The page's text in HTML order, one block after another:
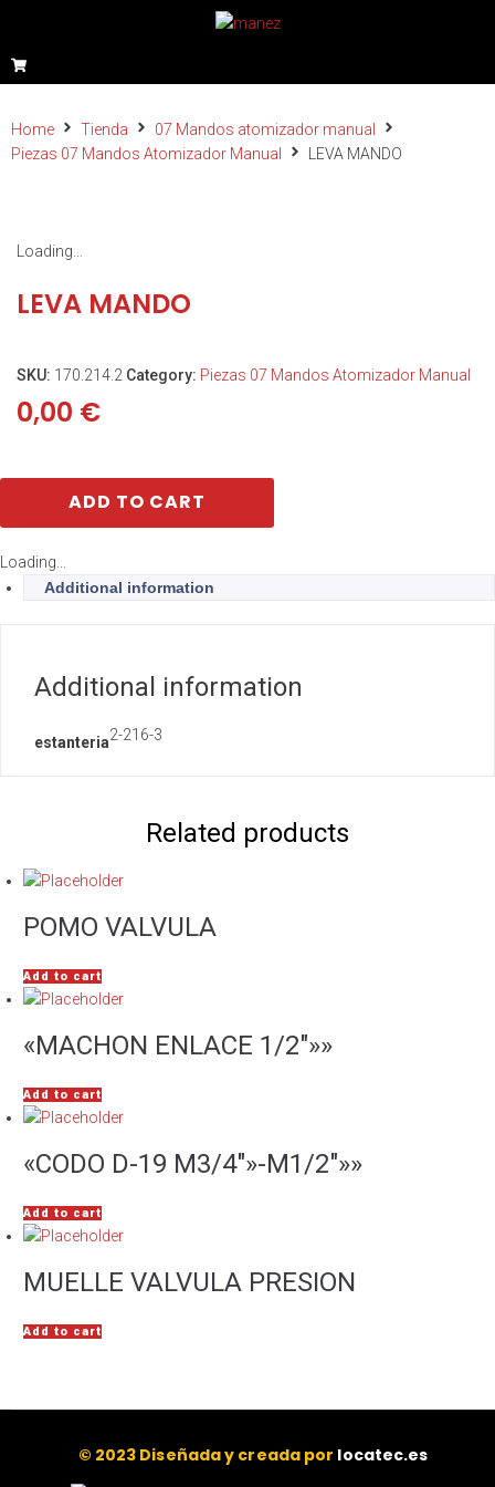
Home Tienda
07 Mandos atomizador manual
Piezas 07 Mandos Atomizador Manual
LEVA MANDO
Loading...
LEVA MANDO
SKU: 170.214.2 Category: Piezas 07 Mandos Atomizador Manual
0,00 €
ADD TO CART
Loading...
Additional information
Additional information
estanteria2-216-3
Related products
POMO VALVULA
Add to cart
«MACHON ENLACE 1/2″»»
Add to cart
«CODO D-19 M3/4″»-M1/2″»»
Add to cart
MUELLE VALVULA PRESION
Add to cart
© 2023 Diseñada y creada por locatec.es